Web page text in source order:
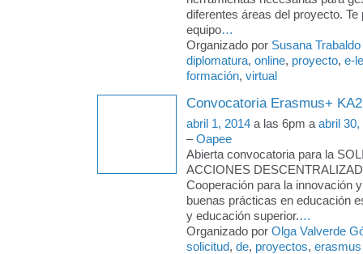
diferentes áreas del proyecto. Te
equipo…
Organizado por Susana Trabaldo
diplomatura, online, proyecto, e-
formación, virtual
Convocatoria Erasmus+ KA2
abril 1, 2014 a las 6pm a abril 30,
–Oapee
Abierta convocatoria para la
ACCIONES
Cooperación para la innovación
buenas prácticas en educación
y educación superior.…
Organizado por Olga Valverde
solicitud, de, proyectos, erasmus